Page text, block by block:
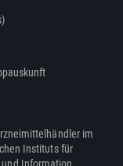
im
Instituts für
Information